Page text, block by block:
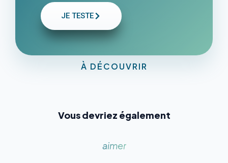
JE TESTE
À DÉCOUVRIR
Vous devriez également
aimer